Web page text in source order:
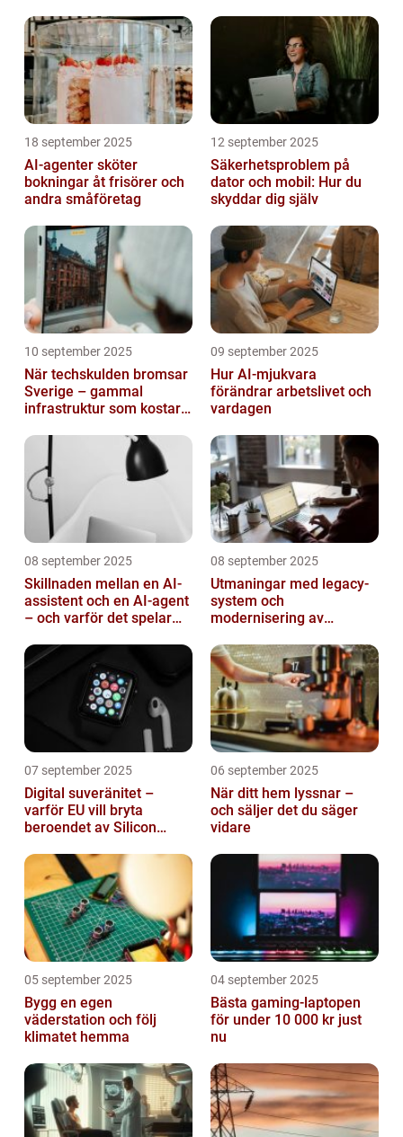
18 september 2025
AI-agenter sköter
bokningar åt frisörer och
andra småföretag
12 september 2025
Säkerhetsproblem på
dator och mobil: Hur du
skyddar dig själv
10 september 2025
När techskulden bromsar
Sverige – gammal
infrastruktur som kostar
09 september 2025
Hur AI-mjukvara
förändrar arbetslivet och
vardagen
08 september 2025
Skillnaden mellan en AI-
assistent och en AI-agent
– och varför det spelar
08 september 2025
Utmaningar med legacy-
system och
modernisering av
07 september 2025
Digital suveränitet –
varför EU vill bryta
beroendet av Silicon
06 september 2025
När ditt hem lyssnar –
och säljer det du säger
vidare
05 september 2025
Bygg en egen
väderstation och följ
klimatet hemma
04 september 2025
Bästa gaming-laptopen
för under 10 000 kr just
nu